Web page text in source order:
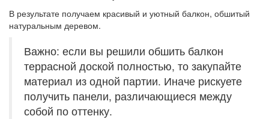
В результате получаем красивый и уютный балкон, обшитый
натуральным деревом.
Важно: если вы решили обшить балкон
террасной доской полностью, то закупайте
материал из одной партии. Иначе рискуете
получить панели, различающиеся между
собой по оттенку.